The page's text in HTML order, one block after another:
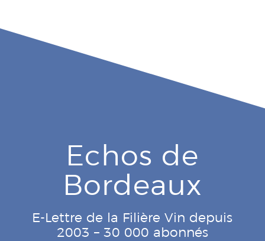
Echos de
Bordeaux
E-Lettre de la Filière Vin depuis
2003 – 30 000 abonnés